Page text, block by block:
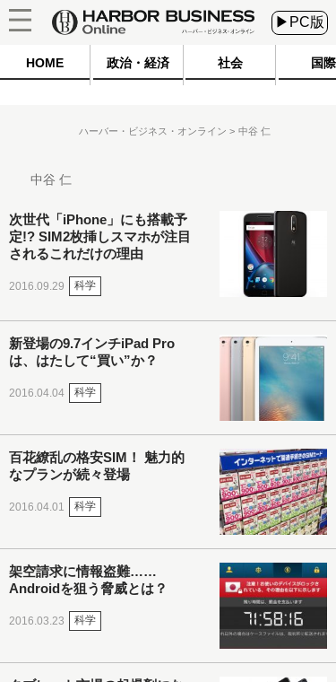
▶PC版
HOME 政治・経済 社会 国際
ハーバー・ビジネス・オンライン 中谷 仁
中谷 仁
次世代「iPhone」にも搭載予
定!? SIM2枚挿しスマホが注目
されるこれだけの理由
2016.09.29 科学
新登場の9.7インチiPad Pro
は、はたして“買い”か？
2016.04.04 科学
百花繚乱の格安SIM！ 魅力的
なプランが続々登場
2016.04.01 科学
架空請求に情報盗難……
Androidを狙う脅威とは？
2016.03.23 科学